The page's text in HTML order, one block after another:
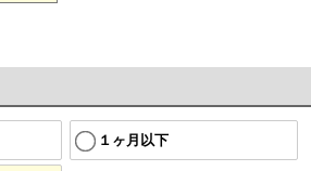
１ヶ月以下